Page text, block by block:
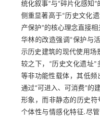
统化叙事”与“碎片化感知”
侧重显著高于“历史文化
产保护”的核心理念直接
华林的改造强调“保护与
示历史建筑的现代使用场
较之下，“历史文化遗址
等非功能性载体，其低频
通过“可进入、可消费”的
形象，而非静态的历史符
个体性与情感化特征.尽